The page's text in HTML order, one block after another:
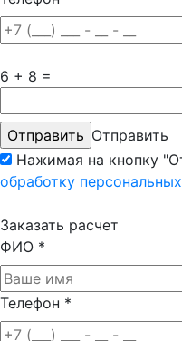
6 + 8 =
Отправить
Нажимая на кнопку
обработку
Заказать расчет
ФИО *
Телефон *